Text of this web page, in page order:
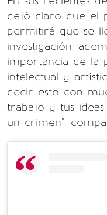
dejó claro que el
permitirá que se
investigación,
importancia de la
intelectual y
decir esto con
trabajo y tus
un crimen",